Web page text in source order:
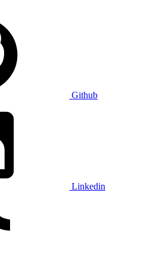
Github
Linkedin